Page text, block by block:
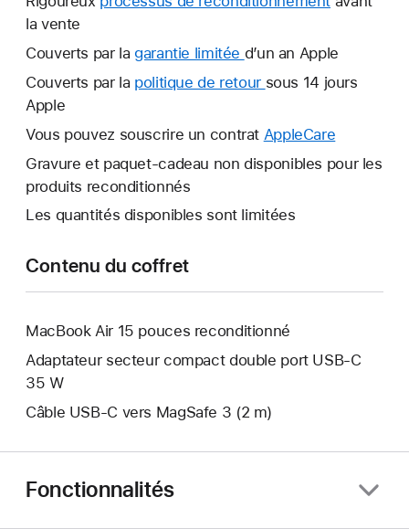
la vente
Couverts par la garantie limitée Une
nouvelle
d’un an Apple
Couverts par la politique de retour Une
fenêtre
sous 14 jours
Apple
Vous pouvez souscrire un contrat AppleCare
nouvelle
Gravure et paquet-cadeau non disponibles pour les
produits reconditionnés
Les quantités disponibles sont limitées
Contenu du coffret
MacBook Air 15 pouces reconditionné
Adaptateur secteur compact double port USB-C
35 W
Câble USB-C vers MagSafe 3 (2 m)
Fonctionnalités